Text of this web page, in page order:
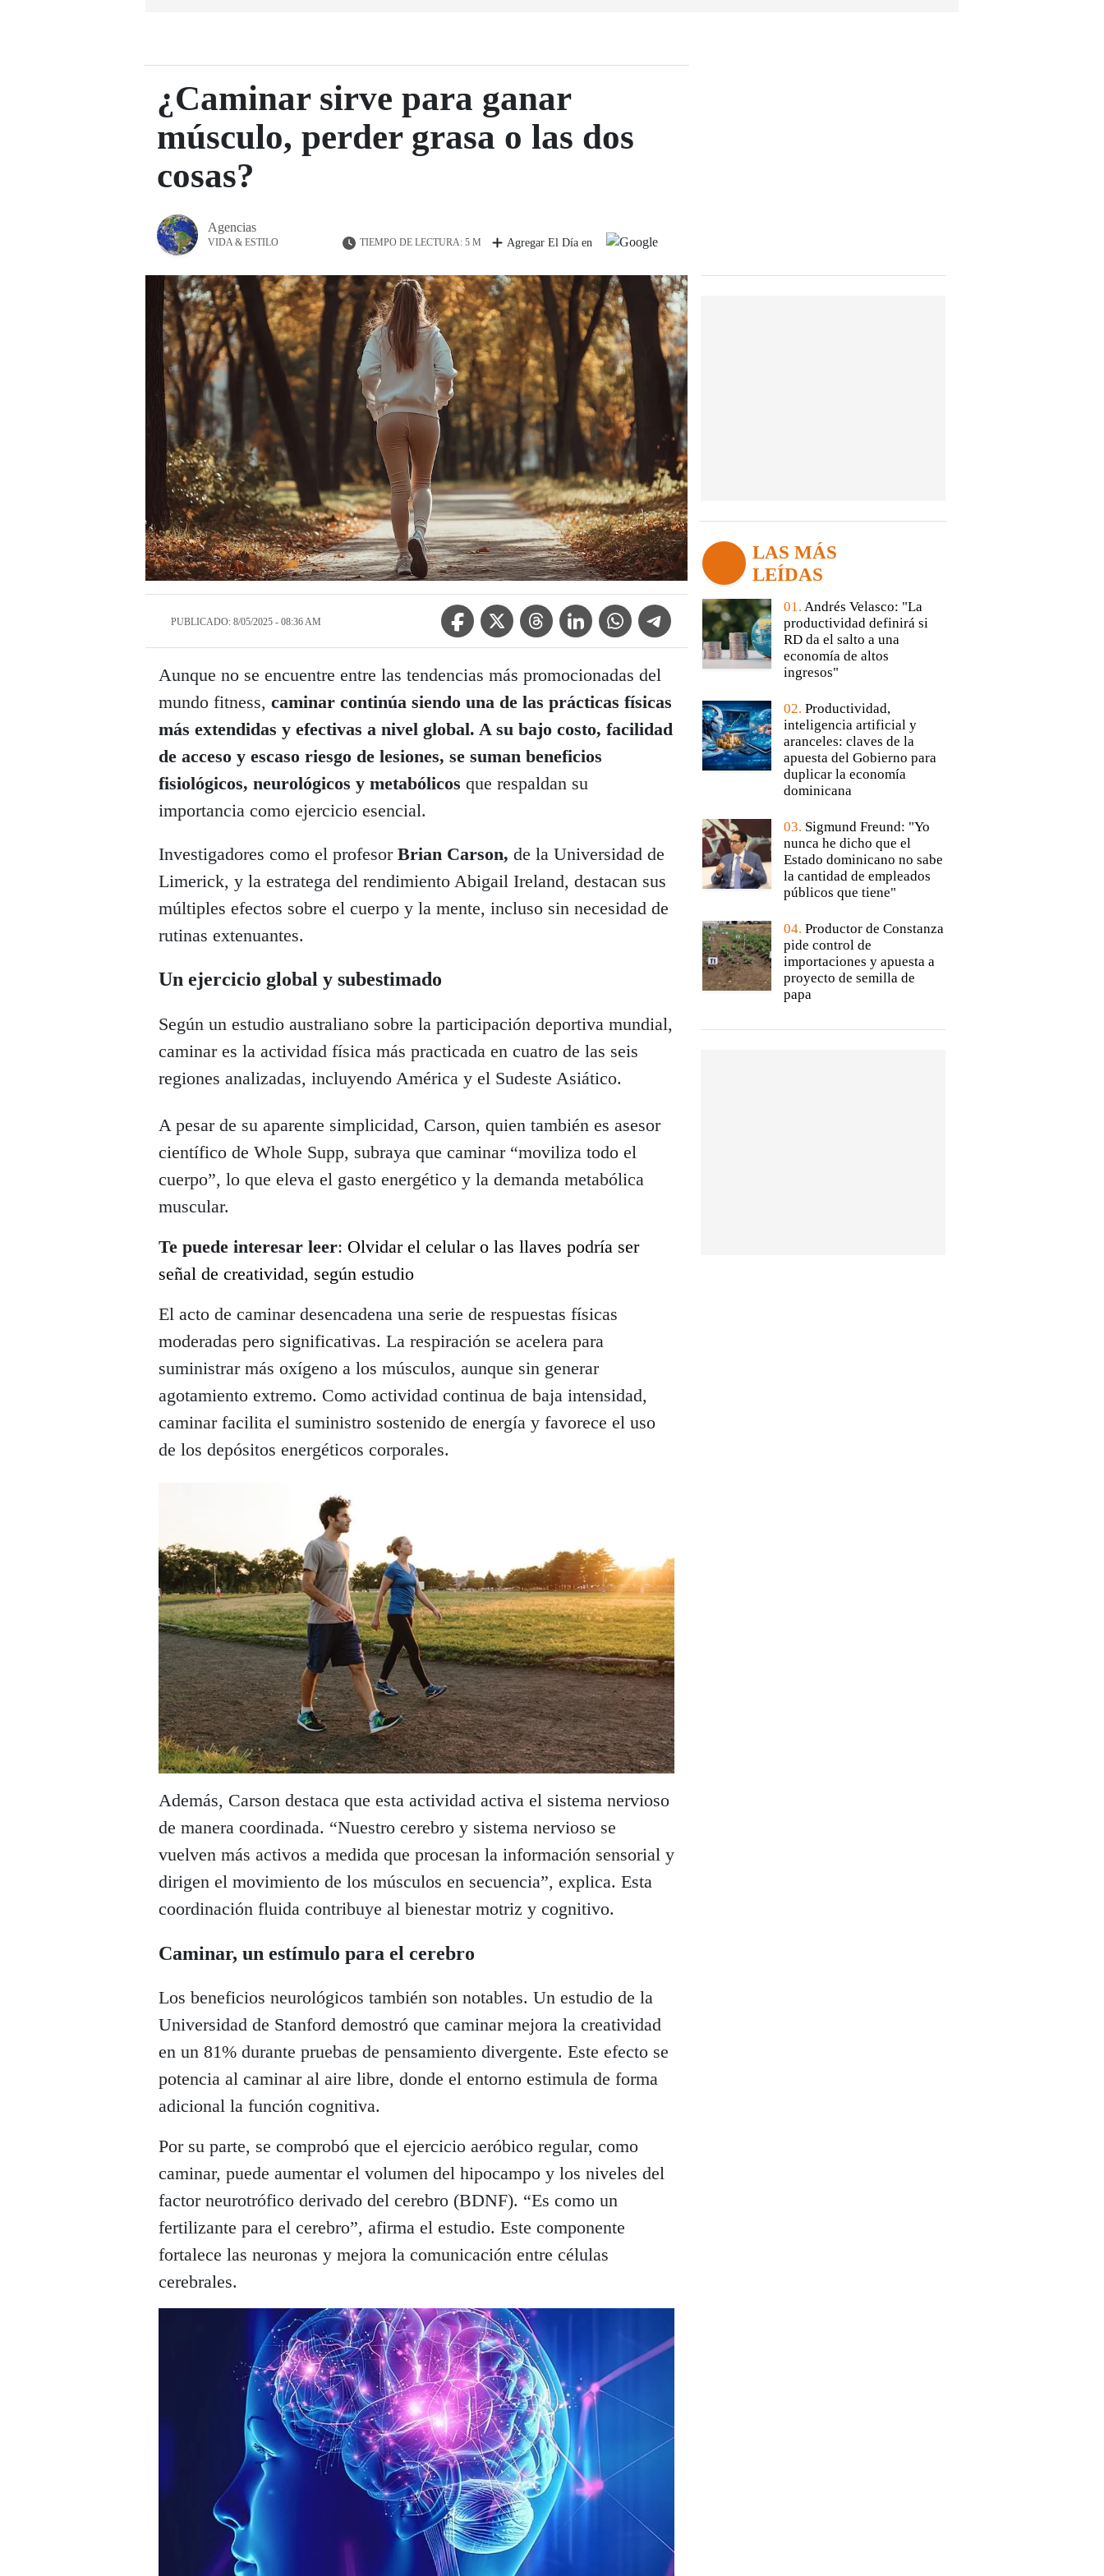
¿Caminar sirve para ganar
músculo, perder grasa o las dos
cosas?
Agencias
VIDA & ESTILO TIEMPO DE LECTURA: 5 M Agregar El Día en
PUBLICADO: 8/05/2025 - 08:36 AM
Facebook IconTwitter IconThreads IconLinkedin IconWhatsApp IconTelegram Icon
Aunque no se encuentre entre las tendencias más promocionadas del
mundo fitness, caminar continúa siendo una de las prácticas físicas
más extendidas y efectivas a nivel global. A su bajo costo, facilidad
de acceso y escaso riesgo de lesiones, se suman beneficios
fisiológicos, neurológicos y metabólicos que respaldan su
importancia como ejercicio esencial.
Investigadores como el profesor Brian Carson, de la Universidad de
Limerick, y la estratega del rendimiento Abigail Ireland, destacan sus
múltiples efectos sobre el cuerpo y la mente, incluso sin necesidad de
rutinas extenuantes.
Un ejercicio global y subestimado
Según un estudio australiano sobre la participación deportiva mundial,
caminar es la actividad física más practicada en cuatro de las seis
regiones analizadas, incluyendo América y el Sudeste Asiático.
A pesar de su aparente simplicidad, Carson, quien también es asesor
científico de Whole Supp, subraya que caminar “moviliza todo el
cuerpo”, lo que eleva el gasto energético y la demanda metabólica
muscular.
Te puede interesar leer: Olvidar el celular o las llaves podría ser
señal de creatividad, según estudio
El acto de caminar desencadena una serie de respuestas físicas
moderadas pero significativas. La respiración se acelera para
suministrar más oxígeno a los músculos, aunque sin generar
agotamiento extremo. Como actividad continua de baja intensidad,
caminar facilita el suministro sostenido de energía y favorece el uso
de los depósitos energéticos corporales.
Además, Carson destaca que esta actividad activa el sistema nervioso
de manera coordinada. “Nuestro cerebro y sistema nervioso se
vuelven más activos a medida que procesan la información sensorial y
dirigen el movimiento de los músculos en secuencia”, explica. Esta
coordinación fluida contribuye al bienestar motriz y cognitivo.
Caminar, un estímulo para el cerebro
Los beneficios neurológicos también son notables. Un estudio de la
Universidad de Stanford demostró que caminar mejora la creatividad
en un 81% durante pruebas de pensamiento divergente. Este efecto se
potencia al caminar al aire libre, donde el entorno estimula de forma
adicional la función cognitiva.
Por su parte, se comprobó que el ejercicio aeróbico regular, como
caminar, puede aumentar el volumen del hipocampo y los niveles del
factor neurotrófico derivado del cerebro (BDNF). “Es como un
fertilizante para el cerebro”, afirma el estudio. Este componente
fortalece las neuronas y mejora la comunicación entre células
cerebrales.
LAS MÁS
LEÍDAS
01. Andrés Velasco: "La
productividad definirá si
RD da el salto a una
economía de altos
ingresos"
02. Productividad,
inteligencia artificial y
aranceles: claves de la
apuesta del Gobierno para
duplicar la economía
dominicana
03. Sigmund Freund: "Yo
nunca he dicho que el
Estado dominicano no sabe
la cantidad de empleados
públicos que tiene"
04. Productor de Constanza
pide control de
importaciones y apuesta a
proyecto de semilla de
papa